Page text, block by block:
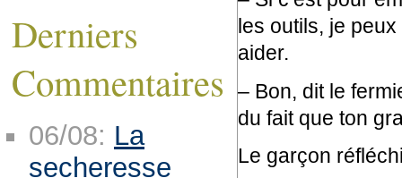
les outils, je
aider.
– Bon, dit le
du fait que ton
Le garçon
Derniers
Commentaires
06/08: La
secheresse